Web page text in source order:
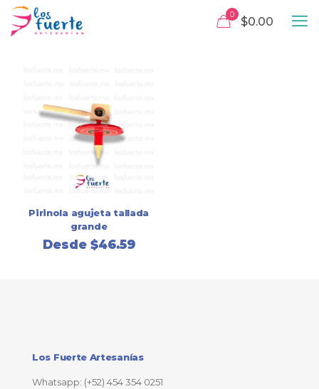
0
$0.00
Pirinola agujeta tallada
grande
Desde $46.59
Los Fuerte Artesanías
Whatsapp: (+52) 454 354 0251